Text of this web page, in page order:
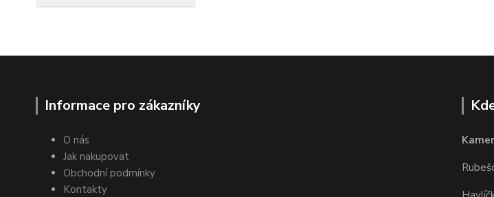
Informace pro zákazníky
O nás
Jak nakupovat
Obchodní podmínky
Kontakty